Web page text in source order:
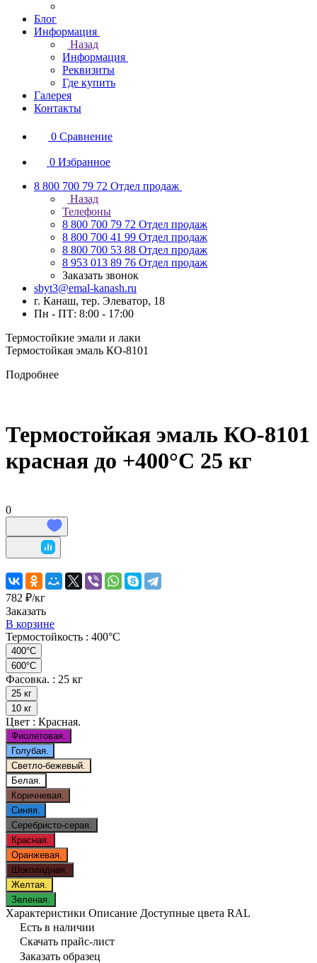
Блог
Информация
Назад
Информация
Реквизиты
Где купить
Галерея
Контакты
0 Сравнение
0 Избранное
8 800 700 79 72 Отдел продаж
Назад
Телефоны
8 800 700 79 72 Отдел продаж
8 800 700 41 99 Отдел продаж
8 800 700 53 88 Отдел продаж
8 953 013 89 76 Отдел продаж
Заказать звонок
sbyt3@emal-kanash.ru
г. Канаш, тер. Элеватор, 18
Пн - ПТ: 8:00 - 17:00
Термостойкие эмали и лаки
Термостойкая эмаль КО-8101
Подробнее
Термостойкая эмаль КО-8101
красная до +400°C 25 кг
0
782 ₽/кг
Заказать
В корзине
Термостойкость : 400°C
400°C
600°C
Фасовка. : 25 кг
25 кг
10 кг
Цвет : Красная.
Фиолетовая.
Голубая.
Светло-бежевый.
Белая.
Коричневая.
Синяя.
Серебристо-серая.
Красная.
Оранжевая.
Шоколадная.
Желтая.
Зеленая.
Характеристики Описание Доступные цвета RAL
Есть в наличии
Скачать прайс-лист
Заказать образец